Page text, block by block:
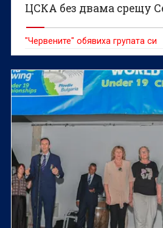
ЦСКА без двама срещу
"Червените" обявиха групата си